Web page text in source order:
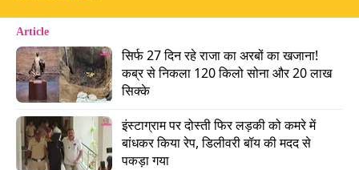
‘गहने बेचे और रेप किया’
डिप्टी एसपी जिग्नेश गामित ने आगे बताया,
"निकेश और उसके दोस्तों ने पीड़िता के गहने एक सुनार को
बेच दिए. पीड़िता के साथ शारीरिक बलात्कार की कोशिश भी
Article
सिर्फ 27 दिन रहे राजा का अरबों का खजाना!
कब्र से निकला 120 किलो सोना और 20 लाख
सिक्के
इंस्टाग्राम पर दोस्ती फिर लड़की को कमरे में
बांधकर किया रेप, डिलीवरी बॉय की मदद से
पकड़ा गया